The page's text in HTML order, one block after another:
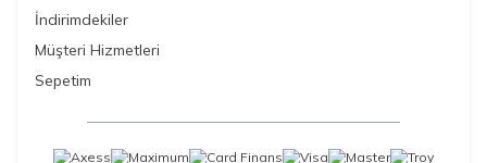
İndirimdekiler
Müşteri Hizmetleri
Sepetim